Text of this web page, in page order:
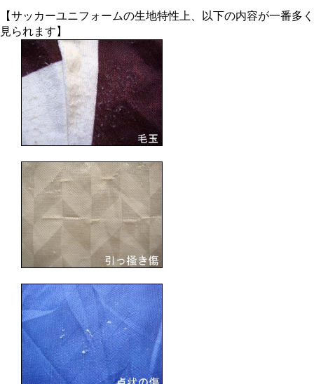
【サッカーユニフォームの生地特性上、以下の内容が一番多く
見られます】